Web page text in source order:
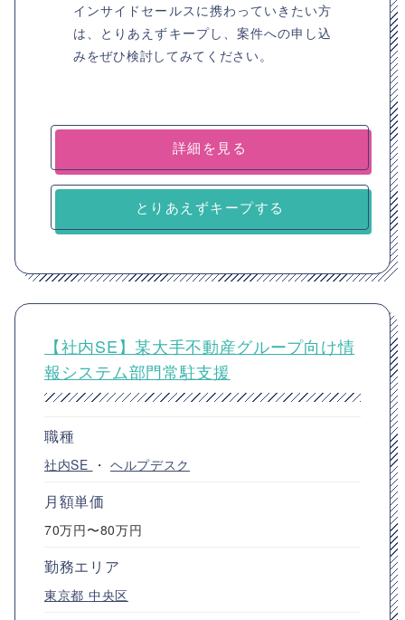
インサイドセールスに携わっていきたい方
は、とりあえずキープし、案件への申し込
みをぜひ検討してみてください。
詳細を見る
とりあえずキープする
【社内SE】某大手不動産グループ向け情
報システム部門常駐支援
職種
社内SE ・ ヘルプデスク
月額単価
70万円〜80万円
勤務エリア
東京都 中央区